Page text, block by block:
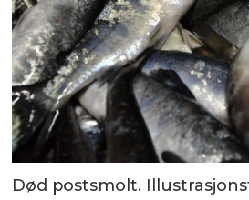
Død postsmolt.